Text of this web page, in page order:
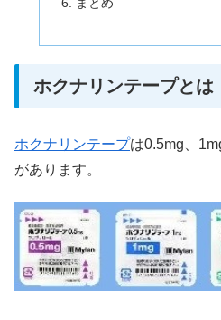
ホクナリンテープとは
ホクナリンテープは0.5mg、
があります。